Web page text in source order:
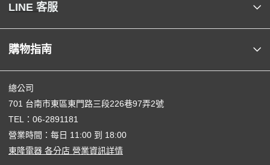
LINE 客服
購物指南
總公司
701 台南市東區東門路三段226巷97弄2號
TEL： 06-2891181
營業時間：每日 11:00 到 18:00
東隆電器 各分店 營業資訊詳情